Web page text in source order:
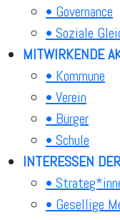
• Governance
• Soziale
MITWIRKENDE
• Kommune
• Verein
• Bürger
• Schule
INTERESSEN
•
• Gesellige